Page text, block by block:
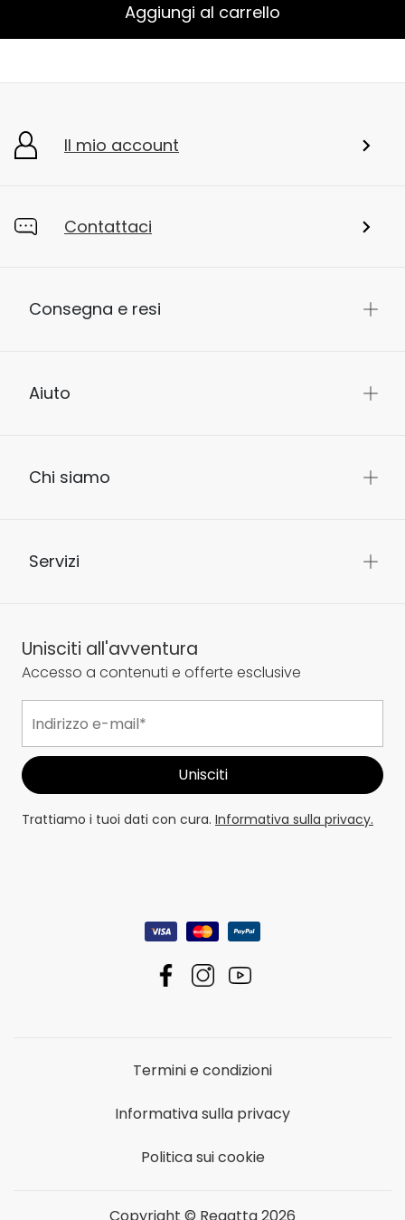
Aggiungi al carrello
Il mio account
Contattaci
Consegna e resi
Aiuto
Chi siamo
Servizi
Unisciti all'avventura
Accesso a contenuti e offerte esclusive
Trattiamo i tuoi dati con cura. Informativa sulla privacy.
Termini e condizioni
Informativa sulla privacy
Politica sui cookie